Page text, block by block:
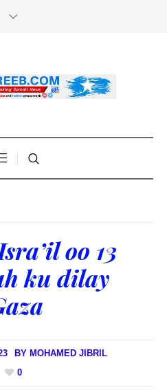
oo 13
ku dilay
BY MOHAMED JIBRIL
0